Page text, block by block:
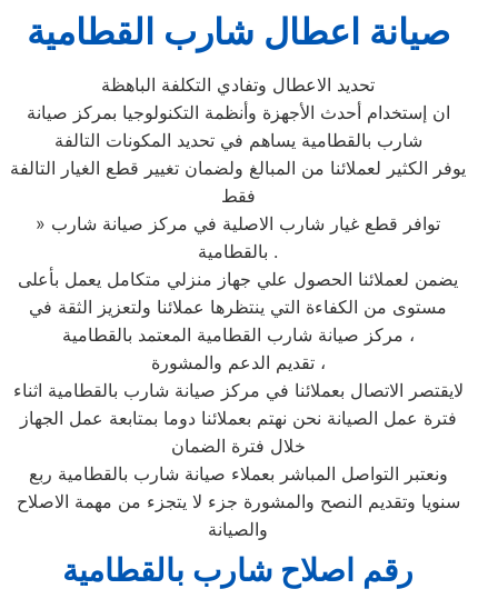
صيانة اعطال شارب القطامية
تحديد الاعطال وتفادي التكلفة الباهظة
ان إستخدام أحدث الأجهزة وأنظمة التكنولوجيا بمركز صيانة
شارب بالقطامية يساهم في تحديد المكونات التالفة
يوفر الكثير لعملائنا من المبالغ ولضمان تغيير قطع الغيار التالفة
فقط
» توافر قطع غيار شارب الاصلية في مركز صيانة شارب
بالقطامية .
يضمن لعملائنا الحصول علي جهاز منزلي متكامل يعمل بأعلى
مستوى من الكفاءة التي ينتظرها عملائنا ولتعزيز الثقة في
مركز صيانة شارب القطامية المعتمد بالقطامية ،
تقديم الدعم والمشورة ،
لايقتصر الاتصال بعملائنا في مركز صيانة شارب بالقطامية اثناء
فترة عمل الصيانة نحن نهتم بعملائنا دوما بمتابعة عمل الجهاز
خلال فترة الضمان
ونعتبر التواصل المباشر بعملاء صيانة شارب بالقطامية ربع
سنويا وتقديم النصح والمشورة جزء لا يتجزء من مهمة الاصلاح
والصيانة
رقم اصلاح شارب بالقطامية